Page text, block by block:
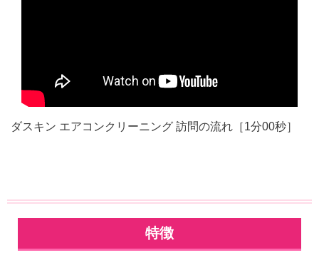
ダスキン エアコンクリーニング 訪問の流れ［1分00秒］
特徴